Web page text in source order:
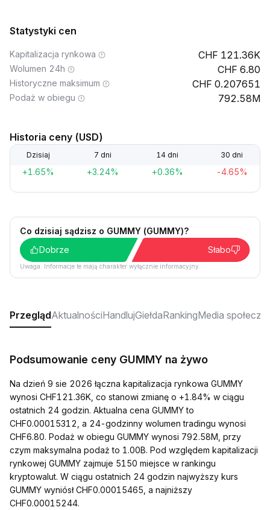
Statystyki cen
Kapitalizacja rynkowa 121.36K
Wolumen 24h 6.80
Historyczne maksimum 0.207651
Podaż w obiegu 792.58M
Historia ceny (USD)
Dzisiaj 7 dni 14 dni 30 dni
+1.65% +3.24% +0.36% -4.65%
Co dzisiaj sądzisz o GUMMY (GUMMY)?
Dobrze
Słabo
Uwaga: Informacje te mają charakter wyłącznie informacyjny.
PrzeglądAktualnościHandlujGiełdaRankingMedia
Podsumowanie ceny GUMMY na żywo
Na dzień 9 sie 2026 łączna kapitalizacja rynkowa GUMMY
wynosi CHF121.36K, co stanowi zmianę o +1.84% w ciągu
ostatnich 24 godzin. Aktualna cena GUMMY to
CHF0.00015312, a 24-godzinny wolumen tradingu wynosi
CHF6.80. Podaż w obiegu GUMMY wynosi 792.58M, przy
czym maksymalna podaż to 1.00B. Pod względem kapitalizacji
rynkowej GUMMY zajmuje 5150 miejsce w rankingu
kryptowalut. W ciągu ostatnich 24 godzin najwyższy kurs
GUMMY wyniósł CHF0.00015465, a najniższy
CHF0.00015244.